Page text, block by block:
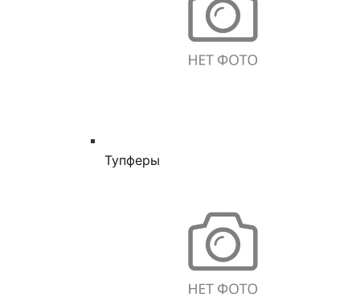
Тупферы